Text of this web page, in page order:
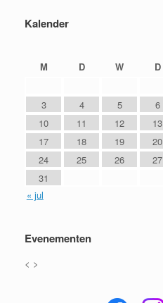
Kalender
M
D W D
3
4 5 6
10
11 12 13
17
18 19 20
24
25 26 27
31
« jul
Evenementen
< >